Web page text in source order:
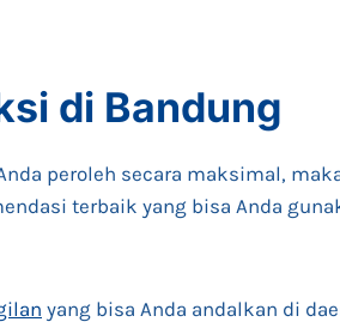
di Bandung
peroleh secara maksimal,
terbaik yang bisa Anda
yang bisa Anda andalkan di